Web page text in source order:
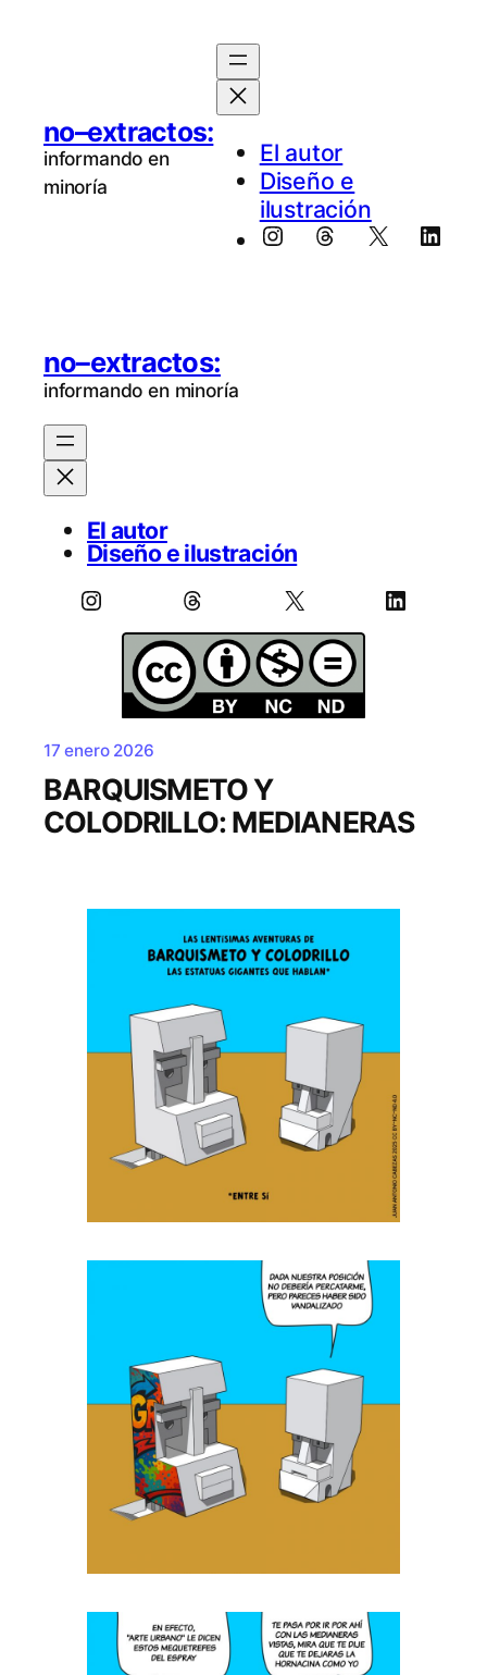
no–extractos:
informando en
minoría
El au­tor
Diseño e
ilustración
Instagram
Threads
X
no–extractos:
informando en minoría
El autor
Diseño e ilustración
Instagram Threads X LinkedIn
17 enero 2026
BARQUISMETO Y
COLODRILLO: MEDIANERAS